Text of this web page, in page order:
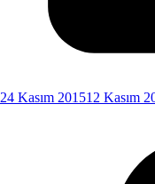
24 Kasım 201512 Kasım